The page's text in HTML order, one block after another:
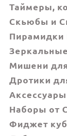
Таймеры,
Скьюбы и
Пирамидки
Мишени
Дротики
Наборы от
Фиджет